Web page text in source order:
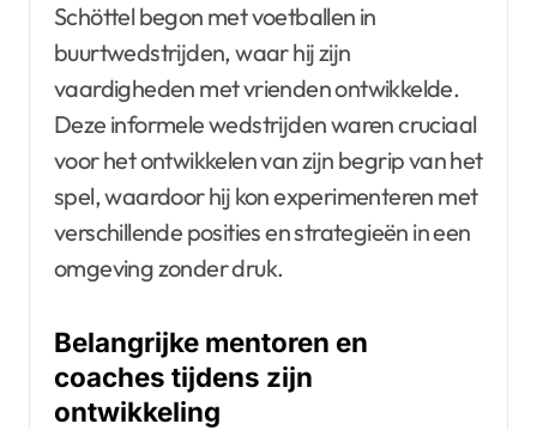
Schöttel begon met voetballen in
buurtwedstrijden, waar hij zijn
vaardigheden met vrienden ontwikkelde.
Deze informele wedstrijden waren cruciaal
voor het ontwikkelen van zijn begrip van het
spel, waardoor hij kon experimenteren met
verschillende posities en strategieën in een
omgeving zonder druk.
Belangrijke mentoren en
coaches tijdens zijn
ontwikkeling